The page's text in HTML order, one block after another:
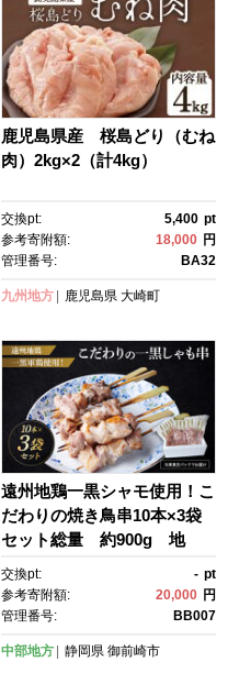
鹿児島県産 桜島どり（むね
肉）2kg×2（計4kg）
交換pt: 5,400 pt
参考寄附額:
18,000 円
管理番号:
BA32
九州地方 鹿児島県 大崎町
遠州地鶏一黒シャモ使用！こ
だわりの焼き鳥串10本×3袋
セット総量 約900g 地
鶏 軍鶏 しゃも 冷凍 送料無
料 もも むね 生肉 美味し
い ヘルシー お取り寄せ 贅
用 家庭用 国産
交換pt: - pt
参考寄附額:
20,000 円
管理番号:
BB007
中部地方 静岡県 御前崎市